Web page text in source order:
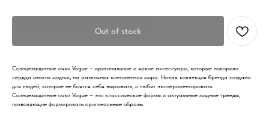
Out of stock
Солнцезащитные очки Vogue – оригинальные и яркие аксессуары, которые покорили
сердца многих модниц на различных континентах мира. Новая коллекция бренда создана
для людей, которые не боятся себя выражать, и любят экспериментировать.
Солнцезащитные очки Vogue – это классические формы и актуальные модные тренды,
позволяющие формировать оригинальные образы.